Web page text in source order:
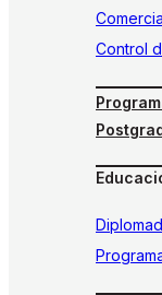
Control